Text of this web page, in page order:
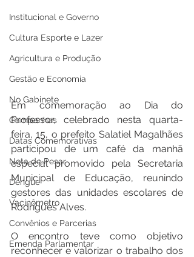
Institucional e Governo
Cultura Esporte e Lazer
Agricultura e Produção
Gestão e Economia
No Gabinete
Campanhas
Datas Comemorativas
Nota de Pesar
Dengue
Vacinômetro
Convênios e Parcerias
Emenda Parlamentar
Em comemoração ao Dia do
Professor, celebrado nesta quarta-
feira, 15, o prefeito Salatiel Magalhães
participou de um café da manhã
especial promovido pela Secretaria
Municipal de Educação, reunindo
gestores das unidades escolares de
Rodrigues Alves.
O encontro teve como objetivo
reconhecer e valorizar o trabalho dos